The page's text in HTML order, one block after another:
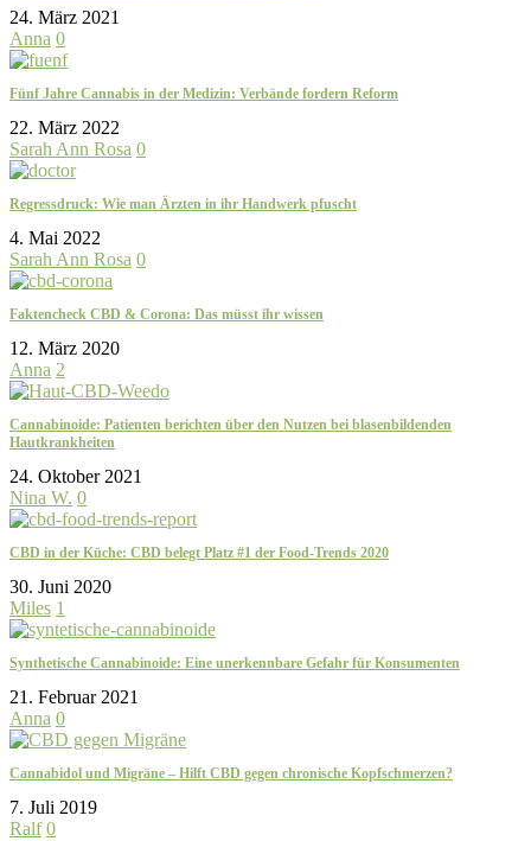
24. März 2021
Anna 0
Fünf Jahre Cannabis in der Medizin: Verbände fordern Reform
22. März 2022
Sarah Ann Rosa 0
Regressdruck: Wie man Ärzten in ihr Handwerk pfuscht
4. Mai 2022
Sarah Ann Rosa 0
Faktencheck CBD & Corona: Das müsst ihr wissen
12. März 2020
Anna 2
Cannabinoide: Patienten berichten über den Nutzen bei blasenbildenden
Hautkrankheiten
24. Oktober 2021
Nina W. 0
CBD in der Küche: CBD belegt Platz #1 der Food-Trends 2020
30. Juni 2020
Miles 1
Synthetische Cannabinoide: Eine unerkennbare Gefahr für Konsumenten
21. Februar 2021
Anna 0
Cannabidol und Migräne – Hilft CBD gegen chronische Kopfschmerzen?
7. Juli 2019
Ralf 0